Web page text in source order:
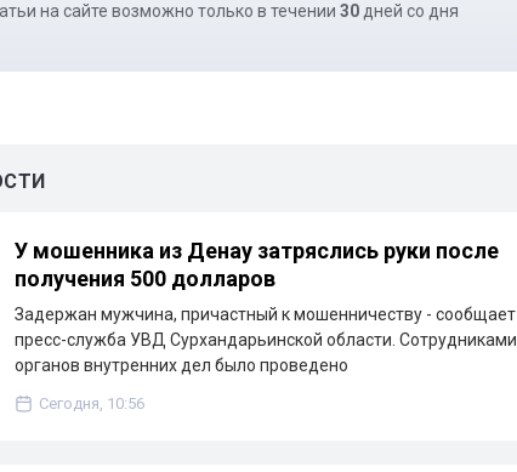
на сайте возможно только в течении 30 дней со дня
У мошенника из Денау затряслись руки после
получения 500 долларов
Задержан мужчина, причастный к мошенничеству - сообщает
пресс-служба УВД Сурхандарьинской области. Сотрудниками
органов внутренних дел было проведено
Сегодня, 10:56